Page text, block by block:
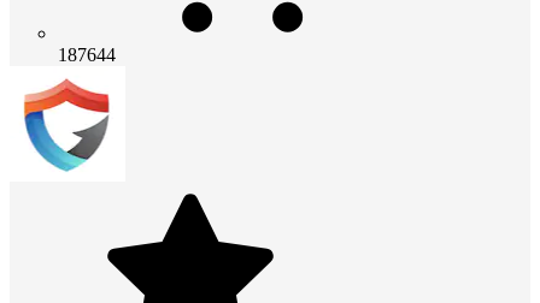
187644